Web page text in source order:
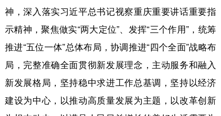
神，深入落实习近平总书记视察重庆重要讲话重要指
示精神，聚焦做实“两大定位”、发挥“三个作用”，统筹
推进“五位一体”总体布局，协调推进“四个全面”战略布
局，完整准确全面贯彻新发展理念，主动服务和融入
新发展格局，坚持稳中求进工作总基调，坚持以经济
建设为中心，以推动高质量发展为主题，以改革创新